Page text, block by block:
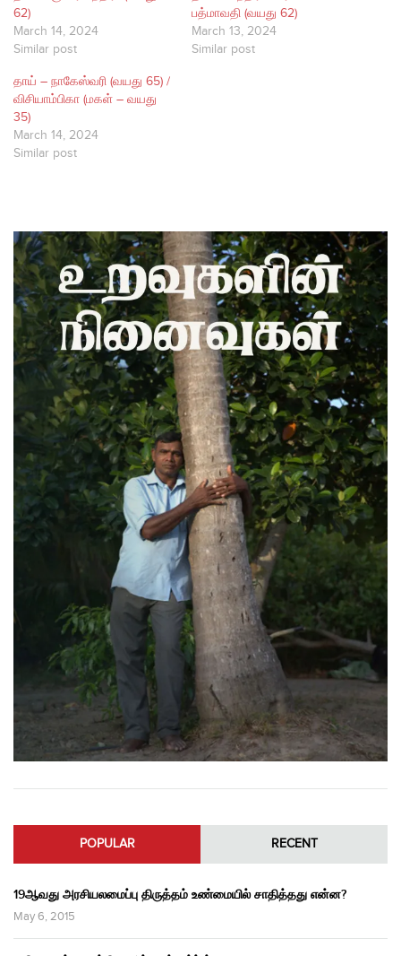
62)
March 14, 2024
Similar post
பத்மாவதி (வயது 62)
March 13, 2024
Similar post
தாய் – நாகேஸ்வரி (வயது 65) /
விசியாம்பிகா (மகள் – வயது
35)
March 14, 2024
Similar post
POPULAR RECENT
19ஆவது அரசியலமைப்பு திருத்தம் உண்மையில் சாதித்தது என்ன?
May 6, 2015